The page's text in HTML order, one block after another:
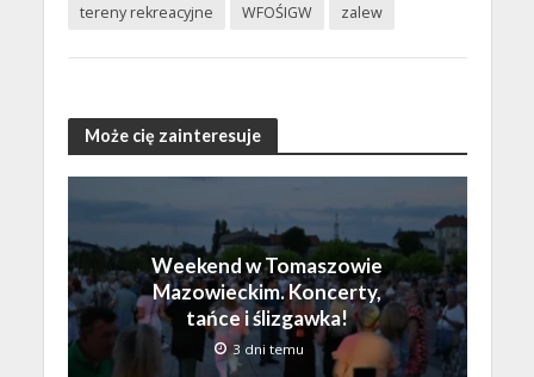
tereny rekreacyjne
WFOŚIGW zalew
Może cię zainteresuje
Weekend w Tomaszowie
Mazowieckim. Koncerty,
tańce i ślizgawka!
3 dni temu